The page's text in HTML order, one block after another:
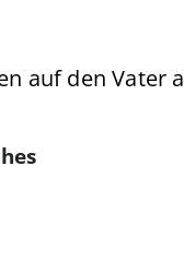
auf den Vater